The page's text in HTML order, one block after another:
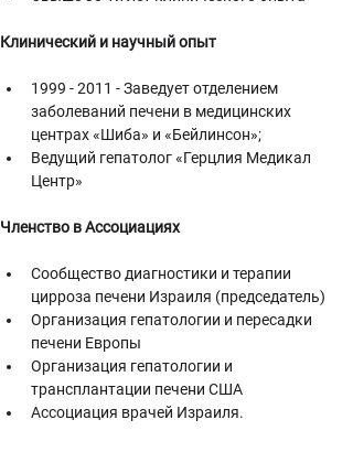
Клинический и научный опыт
1999 - 2011 - Заведует отделением
заболеваний печени в медицинских
центрах «Шиба» и «Бейлинсон»;
Ведущий гепатолог «Герцлия Медикал
Центр»
Членство в Ассоциациях
Сообщество диагностики и терапии
цирроза печени Израиля (председатель)
Организация гепатологии и пересадки
печени Европы
Организация гепатологии и
трансплантации печени США
Ассоциация врачей Израиля.